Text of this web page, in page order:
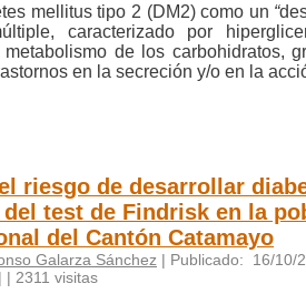
mellitus tipo 2 (DM2) como un “
caracterizado por
de los carbohidratos,
en la secreción y/o en la
riesgo de desarrollar
test de Findrisk en la
del Cantón Catamayo
Galarza Sánchez | Publicado: 16/10/
| | 2311 visitas